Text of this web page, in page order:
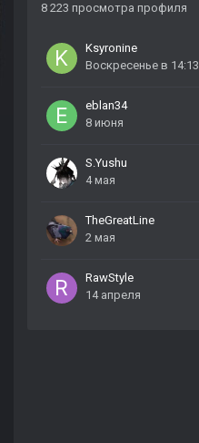
8 223 просмотра профиля
Ksyronine
Воскресенье в 14:13
eblan34
8 июня
S.Yushu
4 мая
TheGreatLine
2 мая
RawStyle
14 апреля